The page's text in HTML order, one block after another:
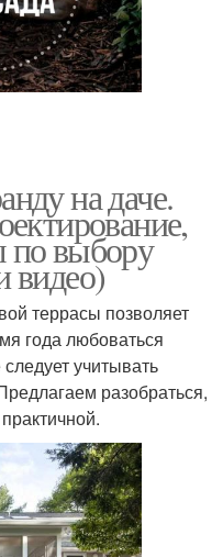
на даче.
по выбору
видео)
террасы позволяет
года любоваться
учитывать
разобраться,